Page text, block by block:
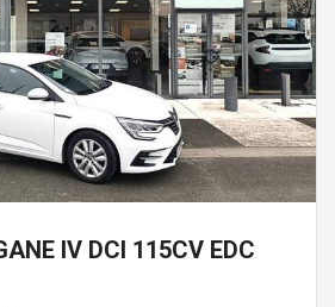
IV DCI 115CV EDC